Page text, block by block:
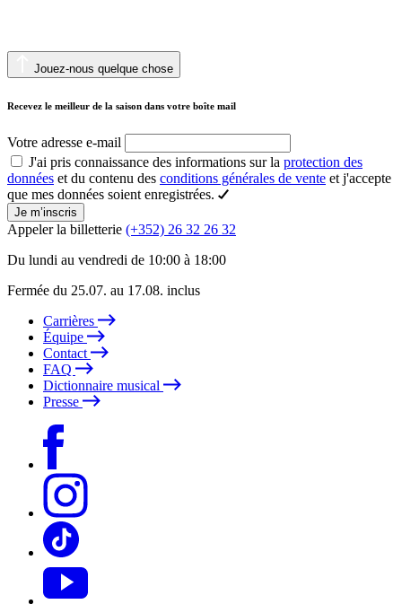
Jouez-nous quelque chose
Recevez le meilleur de la saison dans votre boîte mail
Votre adresse e-mail
J'ai pris connaissance des informations sur la protection des
données et du contenu des conditions générales de vente et j'accepte
que mes données soient enregistrées.
Je m’inscris
Appeler la billetterie (+352) 26 32 26 32
Du lundi au vendredi de 10:00 à 18:00
Fermée du 25.07. au 17.08. inclus
Carrières
Équipe
Contact
FAQ
Dictionnaire musical
Presse